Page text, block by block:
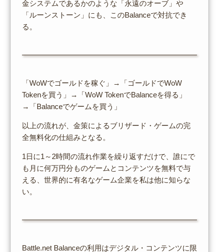
金システムであるかのような「永遠のオーブ」や
「ルーンストーン」にも、このBalanceで対抗でき
る。
「WoWでゴールドを稼ぐ」→「ゴールドでWoW
Tokenを買う」→「WoW TokenでBalanceを得る」
→「Balanceでゲームを買う」
以上の流れが、金策によるブリザード・ゲームの完
全無料化の仕組みとなる。
1日に1～2時間の流れ作業を繰り返すだけで、誰にで
も月に何万円分ものゲームとコンテンツを無料で与
える、世界的に有名なゲーム企業を私は他に知らな
い。
Battle.net Balanceの利用はデジタル・コンテンツに限